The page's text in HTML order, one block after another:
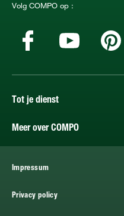
Volg COMPO op :
Tot je dienst
Meer over COMPO
Impressum
Privacy policy